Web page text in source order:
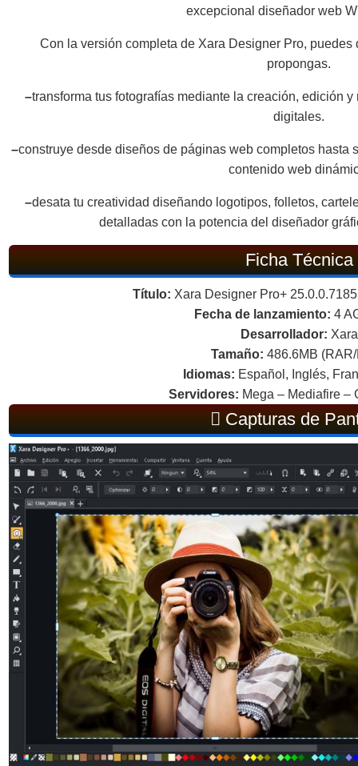
excepcional diseñador web
Con la versión completa de Xara Designer Pro,
propongas.
–transforma tus fotografías mediante la creación, edición
digitales.
–construye desde diseños de páginas web completos hasta
contenido web
–desata tu creatividad diseñando logotipos, folletos,
detalladas con la potencia del diseñador
Ficha Técnica
Título: Xara Designer Pro+
Fecha de lanzamiento: 4
Desarrollador: Xara
Tamaño: 486.6MB
Idiomas: Español, Inglés,
Servidores: Mega – Mediafire –
Capturas de